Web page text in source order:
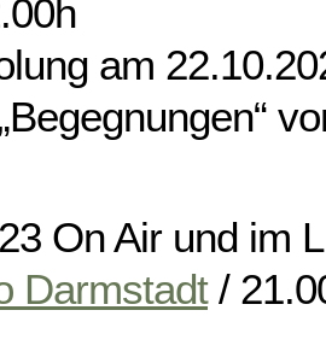
am
On Air und im
Darmstadt/